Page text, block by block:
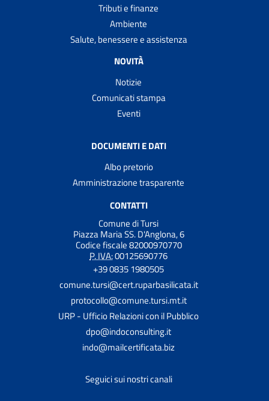
Tributi e finanze
Ambiente
Salute, benessere e assistenza
NOVITÀ
Notizie
Comunicati stampa
Eventi
DOCUMENTI E DATI
Albo pretorio
Amministrazione trasparente
CONTATTI
Comune di Tursi
Piazza Maria SS. D'Anglona, 6
Codice fiscale 82000970770
P. IVA:00125690776
+39 0835 1980505
comune.tursi@cert.ruparbasilicata.it
protocollo@comune.tursi.mt.it
URP - Ufficio Relazioni con il Pubblico
dpo@indoconsulting.it
indo@mailcertificata.biz
Seguici sui nostri canali